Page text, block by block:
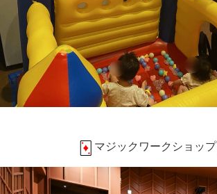
マジックワークショップ